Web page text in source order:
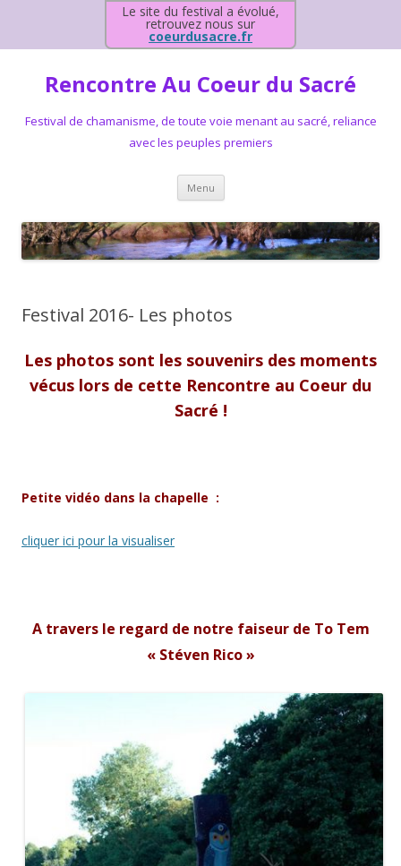
Le site du festival a évolué,
retrouvez nous sur
coeurdusacre.fr
Rencontre Au Coeur du Sacré
Festival de chamanisme, de toute voie menant au sacré, reliance
avec les peuples premiers
Menu Aller au contenu principal
Festival 2016- Les photos
Les photos sont les souvenirs des moments
vécus lors de cette Rencontre au Coeur du
Sacré !
Petite vidéo dans la chapelle :
cliquer ici pour la visualiser
A travers le regard de notre faiseur de To Tem
« Stéven Rico »